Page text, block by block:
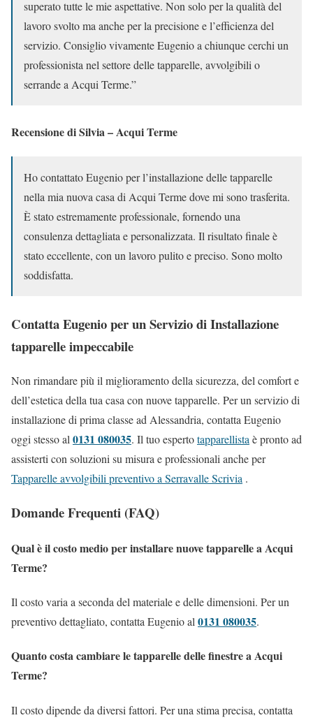
superato tutte le mie aspettative. Non solo per la qualità del
lavoro svolto ma anche per la precisione e l’efficienza del
servizio. Consiglio vivamente Eugenio a chiunque cerchi un
professionista nel settore delle tapparelle, avvolgibili o
serrande a Acqui Terme.”
Recensione di Silvia – Acqui Terme
Ho contattato Eugenio per l’installazione delle tapparelle
nella mia nuova casa di Acqui Terme dove mi sono trasferita.
È stato estremamente professionale, fornendo una
consulenza dettagliata e personalizzata. Il risultato finale è
stato eccellente, con un lavoro pulito e preciso. Sono molto
soddisfatta.
Contatta Eugenio per un Servizio di Installazione
tapparelle impeccabile
Non rimandare più il miglioramento della sicurezza, del comfort e
dell’estetica della tua casa con nuove tapparelle. Per un servizio di
installazione di prima classe ad Alessandria, contatta Eugenio
oggi stesso al 0131 080035. Il tuo espertotapparellista è pronto ad
assisterti con soluzioni su misura e professionali anche per
Tapparelle avvolgibili preventivo a Serravalle Scrivia .
Domande Frequenti (FAQ)
Qual è il costo medio per installare nuove tapparelle a Acqui
Terme?
Il costo varia a seconda del materiale e delle dimensioni. Per un
preventivo dettagliato, contatta Eugenio al 0131 080035.
Quanto costa cambiare le tapparelle delle finestre a Acqui
Terme?
Il costo dipende da diversi fattori. Per una stima precisa, contatta